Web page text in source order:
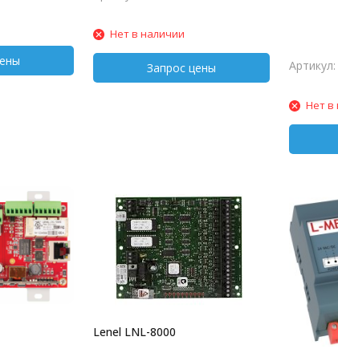
Нет в наличии
Артикул:
Нет в
Lenel LNL-8000